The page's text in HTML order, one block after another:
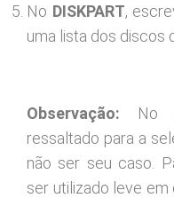
No DISKPART,
uma lista dos discos
Observação: No
ressaltado para a
não ser seu caso.
ser utilizado leve